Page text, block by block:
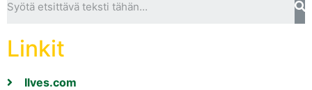
Linkit
Ilves.com